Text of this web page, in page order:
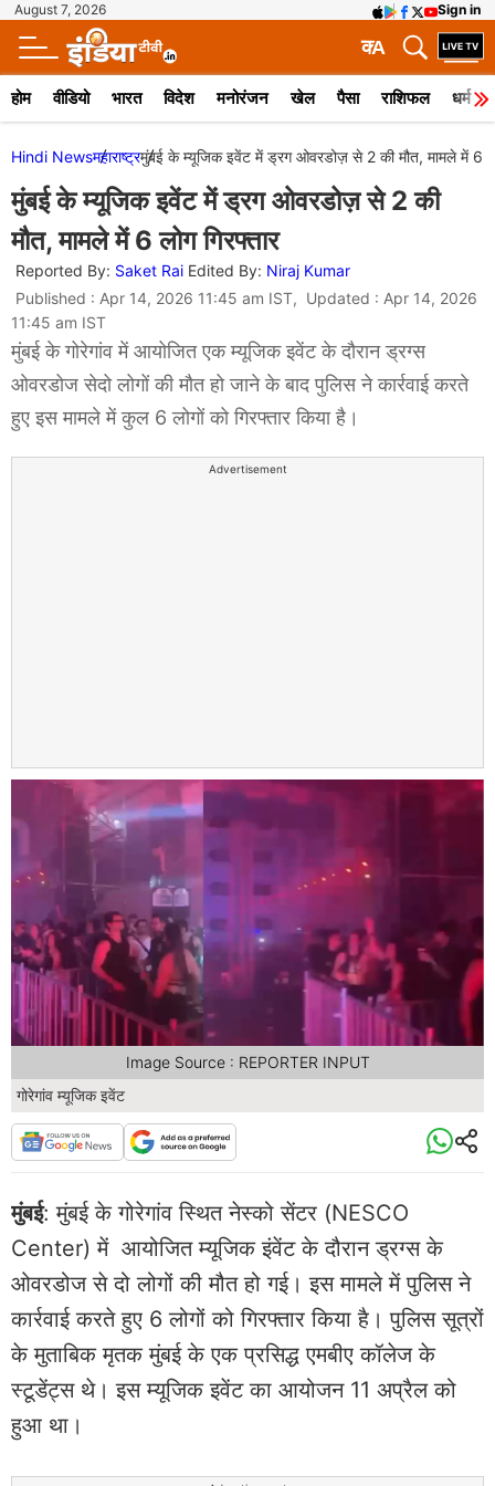
August 7, 2026 Sign in
A
क
होम वीडियो भारत विदेश मनोरंजन खेल पैसा राशिफल धर्म
Hindi Newsमहाराष्ट्रमुंबई के म्यूजिक इवेंट में ड्रग ओवरडोज़ से 2 की मौत, मामले में 6
मुंबई के म्यूजिक इवेंट में ड्रग ओवरडोज़ से 2 की
मौत, मामले में 6 लोग गिरफ्तार
Reported By: Saket Rai Edited By: Niraj Kumar
Published : Apr 14, 2026 11:45 am IST, Updated : Apr 14, 2026
11:45 am IST
मुंबई के गोरेगांव में आयोजित एक म्यूजिक इवेंट के दौरान ड्रग्स
ओवरडोज सेदो लोगों की मौत हो जाने के बाद पुलिस ने कार्रवाई करते
हुए इस मामले में कुल 6 लोगों को गिरफ्तार किया है।
Advertisement
गोरेगांव म्यूजिक इवेंट
Image Source : REPORTER INPUT
मुंबई: मुंबई के गोरेगांव स्थित नेस्को सेंटर (NESCO
Center) में आयोजित म्यूजिक इंवेंट के दौरान ड्रग्स के
ओवरडोज से दो लोगों की मौत हो गई। इस मामले में पुलिस ने
कार्रवाई करते हुए 6 लोगों को गिरफ्तार किया है। पुलिस सूत्रों
के मुताबिक मृतक मुंबई के एक प्रसिद्ध एमबीए कॉलेज के
स्टूडेंट्स थे। इस म्यूजिक इवेंट का आयोजन 11 अप्रैल को
हुआ था।